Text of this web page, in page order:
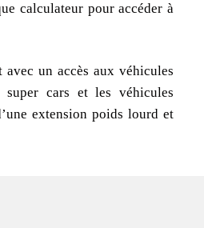
calculateur pour accéder à
avec un accès aux véhicules
cars et les véhicules
extension poids lourd et